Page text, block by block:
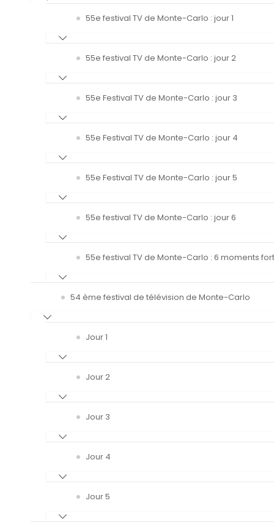
55e festival TV de Monte-Carlo : jour 1
55e festival TV de Monte-Carlo : jour 2
55e Festival TV de Monte-Carlo : jour 3
55e Festival TV de Monte-Carlo : jour 4
55e Festival TV de Monte-Carlo : jour 5
55e festival TV de Monte-Carlo : jour 6
55e festival TV de Monte-Carlo : 6 moments
54 ème festival de télévision de Monte-Carlo
Jour 1
Jour 2
Jour 3
Jour 4
Jour 5